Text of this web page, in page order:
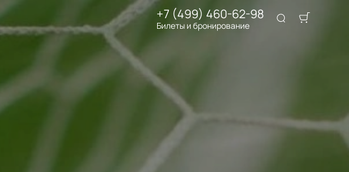
+7 (499) 460-62-98
Билеты и бронирование